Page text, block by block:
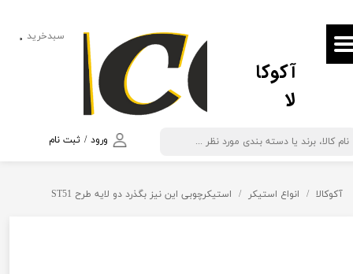
آکوکا
لا
ورود / ثبت نام
حساب کاربری من
تغییر گذر واژه
خروج از حساب کاربری
۰ سبدخرید
آکوکالا انواع استیکر استیکرچوبی این نیز بگذرد دو لایه طرح ST51